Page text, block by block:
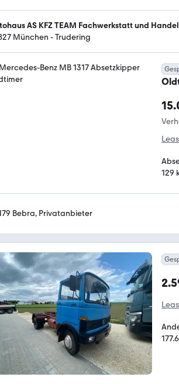
AS KFZ TEAM Fachwerkstatt und Handel
München - Trudering
129
Bebra, Privatanbieter